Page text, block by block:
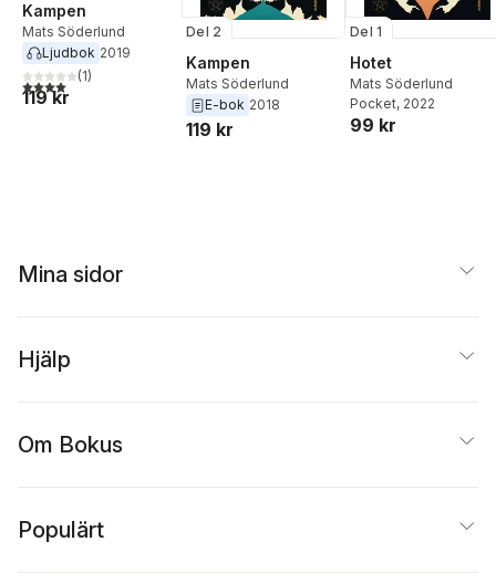
Kampen
Mats Söderlund
Ljudbok 2019
4,0utav 5 stjärnor. Totalt antal röster:
(1)
119 kr
Del 2
Kampen
Mats Söderlund
E-bok 2018
119 kr
Del 1
Hotet
Mats Söderlund
Pocket, 2022
99 kr
Mina sidor
Hjälp
Om Bokus
Populärt